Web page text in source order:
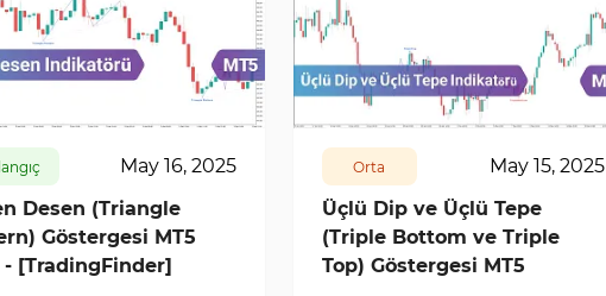
7448 0
May 16, 2025
Desen (Triangle
Göstergesi MT5
- [TradingFinder]
381 6690 0
Orta
May 15, 2025
Üçlü Dip ve Üçlü Tepe
(Triple Bottom ve Triple
Top) Göstergesi MT5